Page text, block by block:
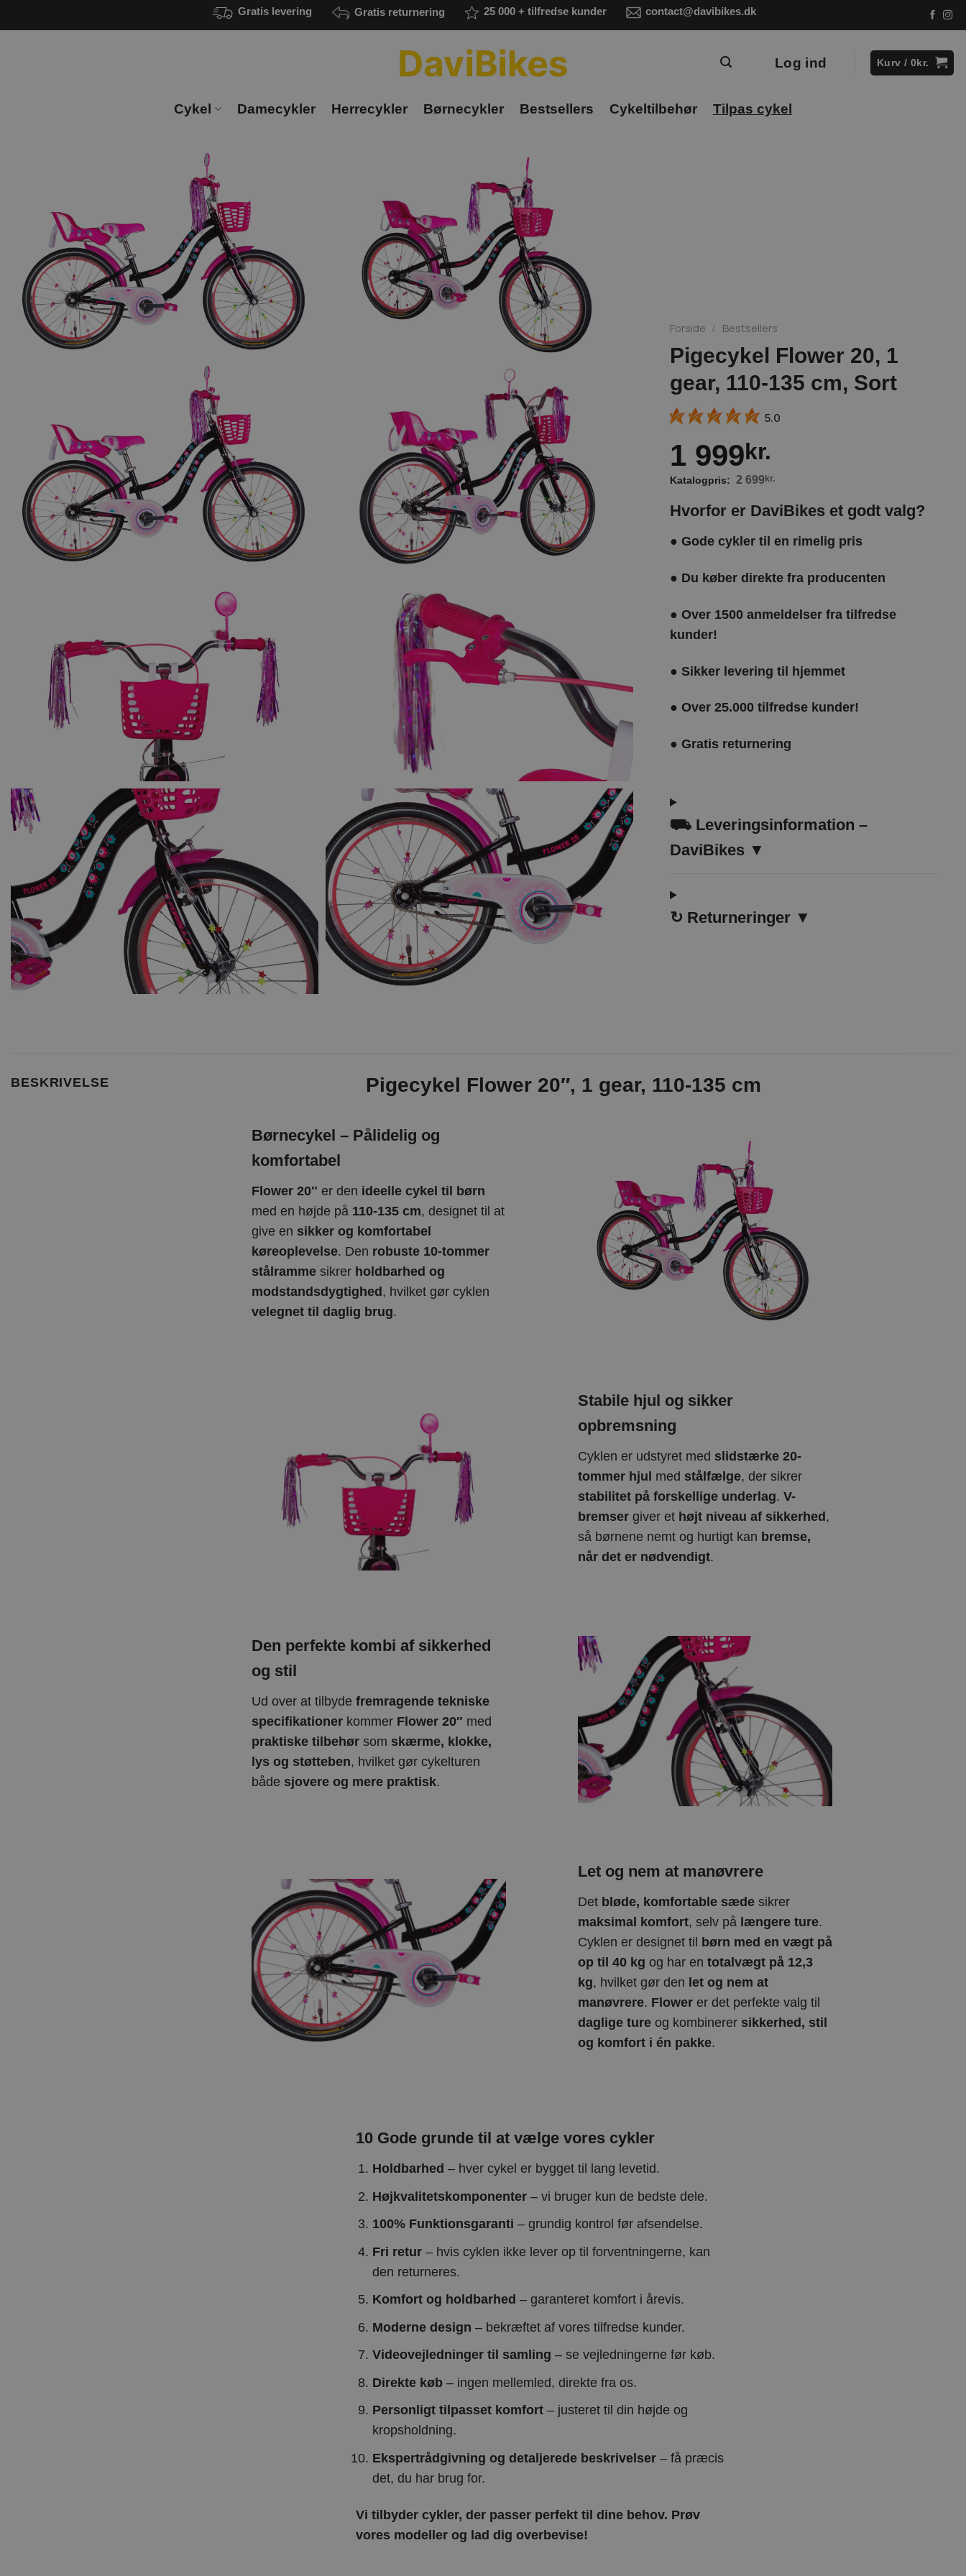
til
Gratis levering Gratis returnering 25 000 + tilfredse kunder contact@davibikes.dk
Log ind Kurv / 0kr.
Cykel Damecykler Herrecykler Børnecykler Bestsellers Cykeltilbehør Tilpas cykel
Forside / Bestsellers
Pigecykel Flower 20, 1
gear, 110-135 cm, Sort
5.0
1 999kr.
2 699 kr.
Hvorfor er DaviBikes et godt valg?
● Gode cykler til en rimelig pris
● Du køber direkte fra producenten
● Over 1500 anmeldelser fra tilfredse
kunder!
● Sikker levering til hjemmet
● Over 25.000 tilfredse kunder!
● Gratis returnering
⛟ Leveringsinformation –
DaviBikes ▼
↻ Returneringer ▼
BESKRIVELSE Pigecykel Flower 20″, 1 gear, 110-135 cm
Børnecykel – Pålidelig og
komfortabel
Flower 20″ er den ideelle cykel til børn
med en højde på 110-135 cm, designet til at
give en sikker og komfortabel
køreoplevelse. Den robuste 10-tommer
stålrammesikrer holdbarhed og
modstandsdygtighed, hvilket gør cyklen
velegnet til daglig brug.
Stabile hjul og sikker
opbremsning
Cyklen er udstyret med slidstærke 20-
tommer hjul med stålfælge, der sikrer
stabilitet på forskellige underlag. V-
bremsergiver et højt niveau af sikkerhed ,
så børnene nemt og hurtigt kan bremse,
når det er nødvendigt.
Den perfekte kombi af sikkerhed
og stil
Ud over at tilbyde fremragende tekniske
specifikationerkommer Flower 20″ med
praktiske tilbehørsom skærme, klokke,
lys og støtteben, hvilket gør cykelturen
både sjovere og mere praktisk.
Let og nem at manøvrere
Det bløde, komfortable sædesikrer
maksimal komfort, selv på længere ture.
Cyklen er designet til børn med en vægt på
op til 40 kg og har en totalvægt på 12,3
kg, hvilket gør den let og nem at
manøvrere. Flowerer det perfekte valg til
daglige tureog kombinerer sikkerhed, stil
og komfort i én pakke.
10 Gode grunde til at vælge vores cykler
Holdbarhed – hver cykel er bygget til lang levetid.
Højkvalitetskomponenter– vi bruger kun de bedste dele.
100% Funktionsgaranti – grundig kontrol før afsendelse.
Fri retur– hvis cyklen ikke lever op til forventningerne, kan
den returneres.
Komfort og holdbarhed – garanteret komfort i årevis.
Moderne design – bekræftet af vores tilfredse kunder.
Videovejledninger til samling – se vejledningerne før køb.
Direkte køb– ingen mellemled, direkte fra os.
Personligt tilpasset komfort– justeret til din højde og
kropsholdning.
Ekspertrådgivning og detaljerede beskrivelser– få præcis
det, du har brug for.
Vi tilbyder cykler, der passer perfekt til dine behov. Prøv
vores modeller og lad dig overbevise!